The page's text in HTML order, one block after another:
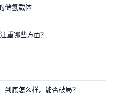
储氢载体
重哪些方面？
到底怎么样，能否破局？